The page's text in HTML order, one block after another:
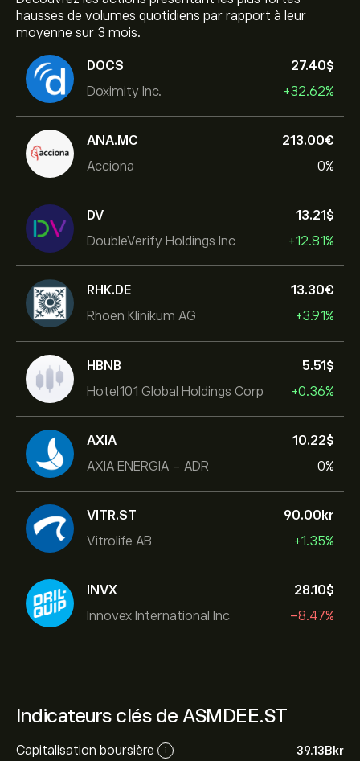
hausses de volumes quotidiens par rapport à leur
moyenne sur 3 mois.
DOCS
Doximity Inc.
27.40‎$‎
+32.62%
ANA.MC
Acciona
213.00‎€‎
0%
DV
DoubleVerify Holdings Inc
13.21‎$‎
+12.81%
RHK.DE
Rhoen Klinikum AG
13.30‎€‎
+3.91%
HBNB
Hotel101 Global Holdings Corp
5.51‎$‎
+0.36%
AXIA
AXIA ENERGIA - ADR
10.22‎$‎
0%
VITR.ST
Vitrolife AB
90.00‎kr‎
+1.35%
INVX
Innovex International Inc
28.10‎$‎
-8.47%
Indicateurs clés de ASMDEE.ST
Capitalisation boursière i 39.13B‎kr‎